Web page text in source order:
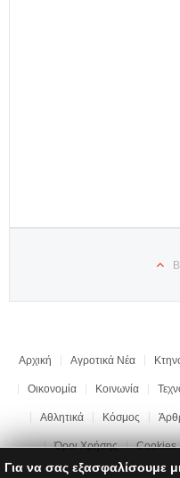
Αρχική Αγροτικά Νέα
Οικονομία Κοινωνία
Αθλητικά Κόσμος
Όροι Χρήσης Cookies
Για να σας εξασφαλίσουμε